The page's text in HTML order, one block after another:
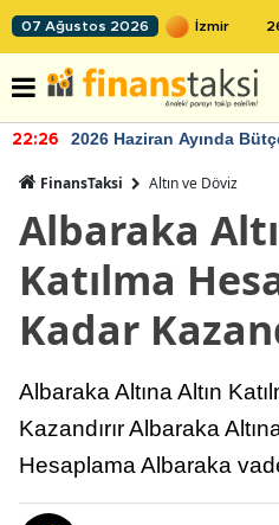
07 Ağustos 2026
22:26 2026 Haziran Ayında
FinansTaksi Altın ve Döviz
Albaraka
Katılma
Kadar
Albaraka Altına Altın
Kazandırır Albaraka
Hesaplama Albaraka